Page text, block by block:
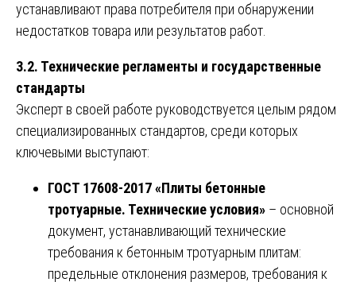
устанавливают права потребителя при обнаружении
недостатков товара или результатов работ.
3.2. Технические регламенты и государственные
стандарты
Эксперт в своей работе руководствуется целым рядом
специализированных стандартов, среди которых
ключевыми выступают:
ГОСТ 17608-2017 «Плиты бетонные
тротуарные. Технические условия» – основной
документ, устанавливающий технические
требования к бетонным тротуарным плитам:
предельные отклонения размеров, требования к